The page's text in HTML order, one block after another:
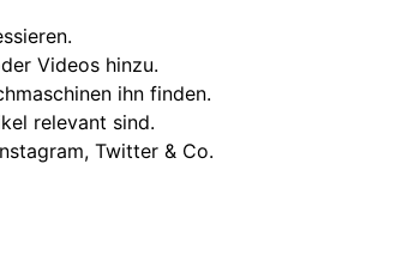
Videos hinzu.
ihn finden.
relevant sind.
Twitter & Co.